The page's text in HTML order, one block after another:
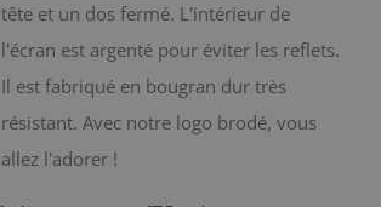
tête et un dos fermé. L'intérieur de
l'écran est argenté pour éviter les reflets.
Il est fabriqué en bougran dur très
résistant. Avec notre logo brodé, vous
allez l'adorer !